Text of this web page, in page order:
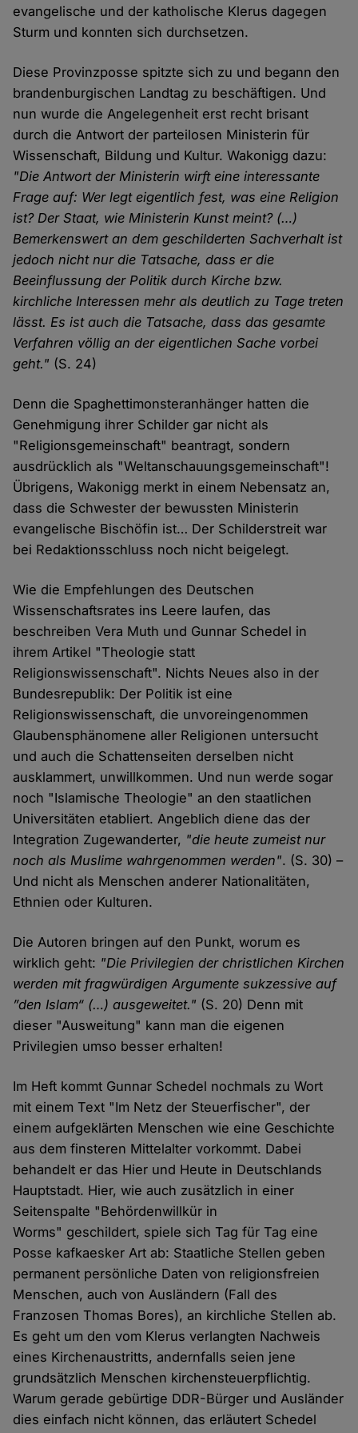
evangelische und der katholische Klerus dagegen
Sturm und konnten sich durchsetzen.
Diese Provinzposse spitzte sich zu und begann den
brandenburgischen Landtag zu beschäftigen. Und
nun wurde die Angelegenheit erst recht brisant
durch die Antwort der parteilosen Ministerin für
Wissenschaft, Bildung und Kultur. Wakonigg dazu:
"Die Antwort der Ministerin wirft eine interessante
Frage auf: Wer legt eigentlich fest, was eine Religion
ist? Der Staat, wie Ministerin Kunst meint? (…)
Bemerkenswert an dem geschilderten Sachverhalt ist
jedoch nicht nur die Tatsache, dass er die
Beeinflussung der Politik durch Kirche bzw.
kirchliche Interessen mehr als deutlich zu Tage treten
lässt. Es ist auch die Tatsache, dass das gesamte
Verfahren völlig an der eigentlichen Sache vorbei
geht." (S. 24)
Denn die Spaghettimonsteranhänger hatten die
Genehmigung ihrer Schilder gar nicht als
"Religionsgemeinschaft" beantragt, sondern
ausdrücklich als "Weltanschauungsgemeinschaft"!
Übrigens, Wakonigg merkt in einem Nebensatz an,
dass die Schwester der bewussten Ministerin
evangelische Bischöfin ist… Der Schilderstreit war
bei Redaktionsschluss noch nicht beigelegt.
Wie die Empfehlungen des Deutschen
Wissenschaftsrates ins Leere laufen, das
beschreiben Vera Muth und Gunnar Schedel in
ihrem Artikel "Theologie statt
Religionswissenschaft". Nichts Neues also in der
Bundesrepublik: Der Politik ist eine
Religionswissenschaft, die unvoreingenommen
Glaubensphänomene aller Religionen untersucht
und auch die Schattenseiten derselben nicht
ausklammert, unwillkommen. Und nun werde sogar
noch "Islamische Theologie" an den staatlichen
Universitäten etabliert. Angeblich diene das der
Integration Zugewanderter, "die heute zumeist nur
noch als Muslime wahrgenommen werden". (S. 30) –
Und nicht als Menschen anderer Nationalitäten,
Ethnien oder Kulturen.
Die Autoren bringen auf den Punkt, worum es
wirklich geht: "Die Privilegien der christlichen Kirchen
werden mit fragwürdigen Argumente sukzessive auf
”den Islam“ (…) ausgeweitet." (S. 20) Denn mit
dieser "Ausweitung" kann man die eigenen
Privilegien umso besser erhalten!
Im Heft kommt Gunnar Schedel nochmals zu Wort
mit einem Text "Im Netz der Steuerfischer", der
einem aufgeklärten Menschen wie eine Geschichte
aus dem finsteren Mittelalter vorkommt. Dabei
behandelt er das Hier und Heute in Deutschlands
Hauptstadt. Hier, wie auch zusätzlich in einer
Seitenspalte "Behördenwillkür in
Worms" geschildert, spiele sich Tag für Tag eine
Posse kafkaesker Art ab: Staatliche Stellen geben
permanent persönliche Daten von religionsfreien
Menschen, auch von Ausländern (Fall des
Franzosen Thomas Bores), an kirchliche Stellen ab.
Es geht um den vom Klerus verlangten Nachweis
eines Kirchenaustritts, andernfalls seien jene
grundsätzlich Menschen kirchensteuerpflichtig.
Warum gerade gebürtige DDR-Bürger und Ausländer
dies einfach nicht können, das erläutert Schedel